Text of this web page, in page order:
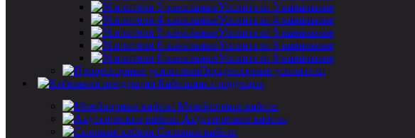
Усилители 3-канальные
Усилители 4-канальные
Усилители 5-канальные
Усилители 6-канальные
Усилители 8-канальные
Процессорные усилители
Кабельная продукция
Межблочные кабели
Акустические кабели
Силовые кабели